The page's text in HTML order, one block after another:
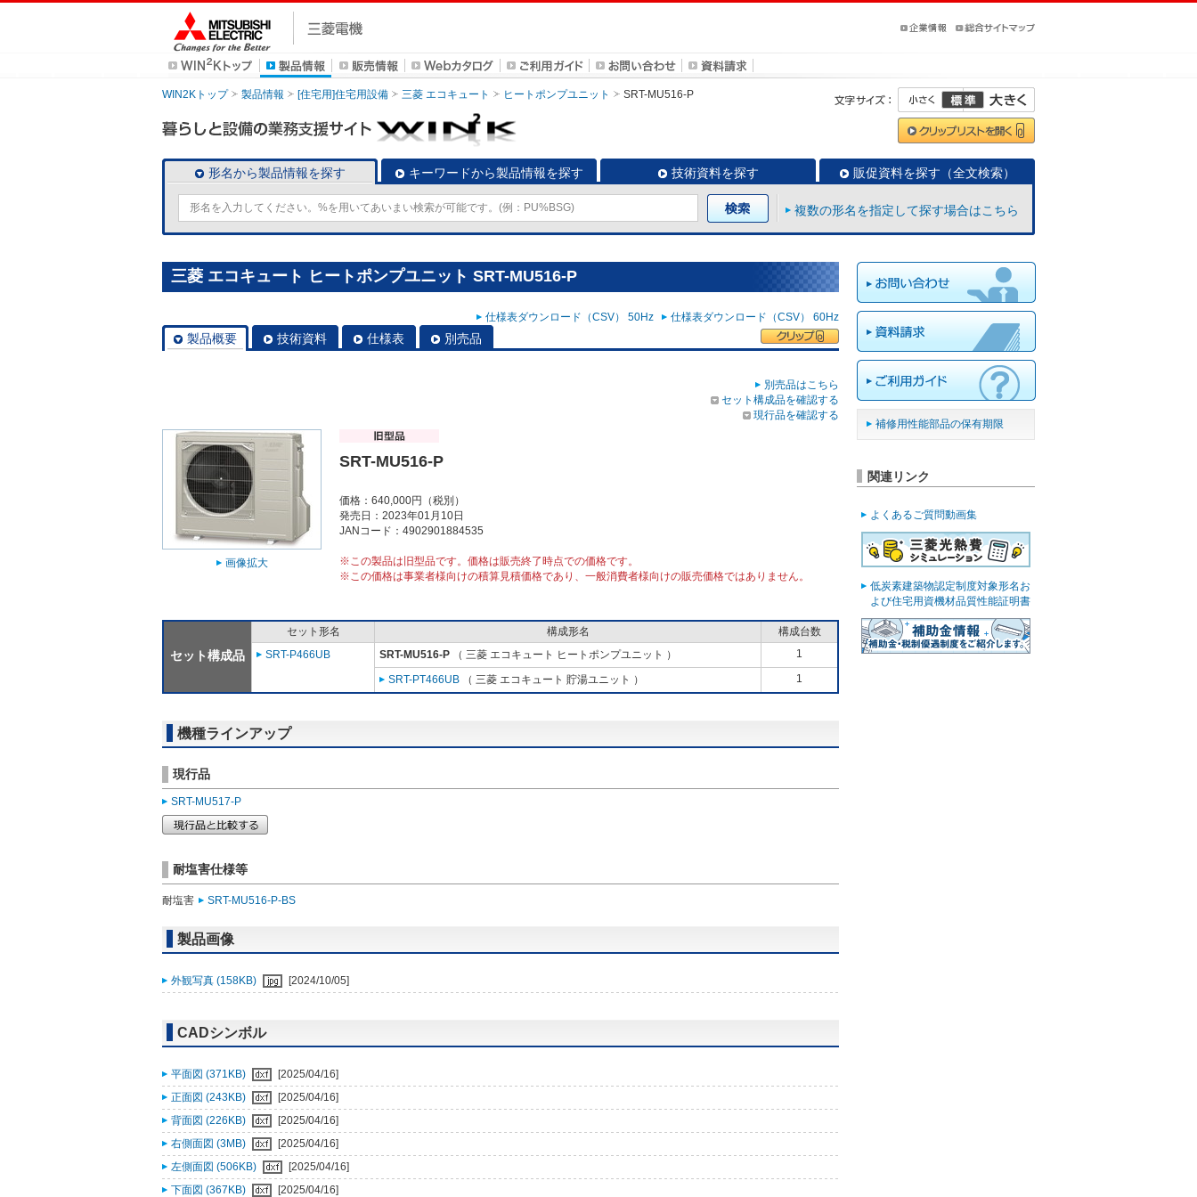
WIN2Kトップ 製品情報 [住宅用]住宅用設備 三菱 エコキュート ヒートポンプユニット SRT-MU516-P
形名から製品情報を探す キーワードから製品情報を探す 技術資料を探す 販促資料を探す（全文検索）
複数の形名を指定して探す場合はこちら
三菱 エコキュート ヒートポンプユニット SRT-MU516-P
仕様表ダウンロード（CSV） 50Hz 仕様表ダウンロード（CSV） 60Hz
製品概要 技術資料 仕様表 別売品
別売品はこちら
セット構成品を確認する
現行品を確認する
画像拡大
SRT-MU516-P
価格：640,000円（税別）
発売日：2023年01月10日
JANコード：4902901884535
※この製品は旧型品です。価格は販売終了時点での価格です。
※この価格は事業者様向けの積算見積価格であり、一般消費者様向けの販売価格ではありません。
セット構成品
セット形名 構成形名
構成台数
SRT-P466UB
SRT-MU516-P （ 三菱 エコキュート ヒートポンプユニット ） 1
SRT-PT466UB （ 三菱 エコキュート 貯湯ユニット ） 1
機種ラインアップ
現行品
SRT-MU517-P
耐塩害仕様等
耐塩害 SRT-MU516-P-BS
製品画像
外観写真 (158KB) [2024/10/05]
CADシンボル
平面図 (371KB)
[2025/04/16]
正面図 (243KB)
[2025/04/16]
背面図 (226KB)
[2025/04/16]
右側面図 (3MB)
[2025/04/16]
左側面図 (506KB)
[2025/04/16]
下面図 (367KB)
[2025/04/16]
補修用性能部品の保有期限
関連リンク
よくあるご質問動画集
低炭素建築物認定制度対象形名お
よび住宅用資機材品質性能証明書